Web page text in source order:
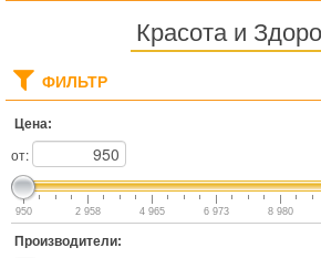
Красота и
ФИЛЬТР
Цена:
от:
950 2 958 4 965 6 973 8 980
Производители: